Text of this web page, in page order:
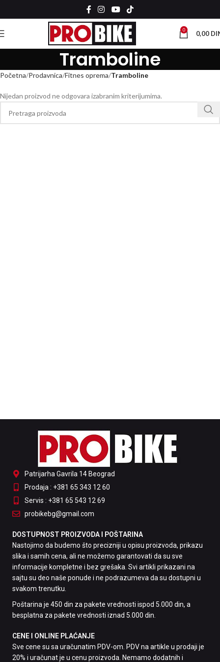
0 0,00
Tramboline
Početna Prodavnica Fitnes oprema Tramboline
Nijedan proizvod ne odgovara izabranim kriterijumima.
Patrijarha Gavrila 14 Beograd
Prodaja : +381 65 343 12 60
Servis : +381 65 543 12 69
probikebg@gmail.com
DOSTUPNOST PROIZVODA I POŠTARINA
Nastojimo da budemo što precizniji u opisu proizvoda, prikazu
slika i samih cena, ali ne možemo garantovati da su sve
informacije kompletne i bez grešaka. Svi artikli prikazani na
sajtu su deo naše ponude i ne podrazumeva da su dostupni u
svakom trenutku.
Poštarina je 450 din za pakete vrednosti ispod 5.000 din, a
besplatna za pakete vrednosti iznad 5.000 din.
CENE I ONLINE PLAĆANJE
Sve cene su sa uračunatim PDV-om. PDV na artikle u prodaji je
20% i uračunat je u cenu proizvoda. Nemamo dodatnih i